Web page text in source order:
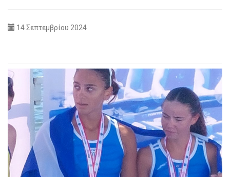
14 Σεπτεμβρίου 2024